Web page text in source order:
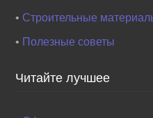
•Строительные
• Полезные советы
Читайте лучшее